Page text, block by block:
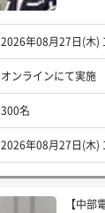
2026年08月27日(木)
オンラインにて実施
300名
2026年08月27日(木)
【中部